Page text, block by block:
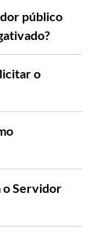
público
o
o Servidor